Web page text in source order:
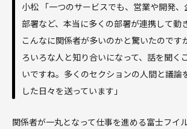
小松 「一つのサービスでも、営業や開発、
部署など、本当に多くの部署が連携して動
こんなに関係者が多いのかと驚いたのです
ろいろな人と知り合いになって、話を聞く
いですね。多くのセクションの人間と議論
した日々を送っています」
関係者が一丸となって仕事を進める富士フイ